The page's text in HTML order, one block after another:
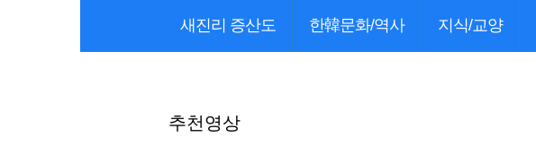
새진리 증산도 한韓문화/역사 지식/교양
추천영상